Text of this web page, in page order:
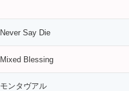
Never Say Die
Mixed Blessing
モンタヴアル